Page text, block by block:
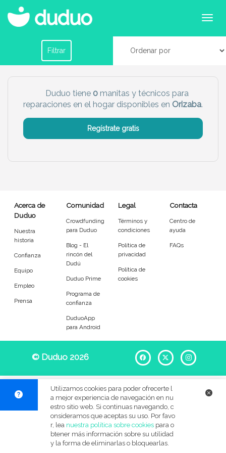
Servicios de manitas y reparaciones en Orizaba
Filtrar
Filtrar por horario
Chico Chica
Más servicio del dudú
Limpieza Manitas
Entrenador Asistente
Tipo de atención
Reparaciones del hogar Empleado de mantenimiento
Muebles Sustitución de cisternas
Grifos Cuadros
Accesorios generales Instalación eléctrica
Duduo tiene 0manitas y técnicos para
reparaciones en el hogar disponibles en Orizaba.
Regístrate gratis
Acerca de
Duduo
Nuestra
historia
Confianza
Equipo
Empleo
Prensa
Comunidad
Crowdfunding
para Duduo
Blog - El
rincón del
Dudú
Duduo Prime
Programa de
confianza
DuduoApp
para Android
Legal
Términos y
condiciones
Política de
privacidad
Política de
cookies
Contacta
Centro de
ayuda
FAQs
© Duduo 2026 Facebook
X
Utilizamos cookies para poder ofrecerte l
a mejor experiencia de navegación en nu
estro sitio web. Si continuas navegando, c
onsideramos que aceptas su uso. Por favo
r, lea nuestra política sobre cookiespara o
btener más información sobre su utilidad
y la forma de eliminarlas o bloquearlas.